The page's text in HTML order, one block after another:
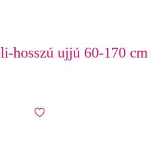
hosszú ujjú 60-170 cm